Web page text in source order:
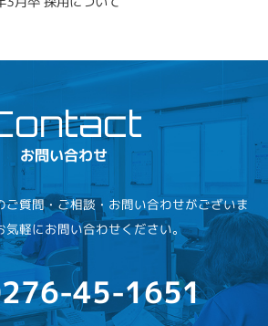
お問い合わせ
ご質問・ご相談・お問い合わせがございま
気軽にお問い合わせください。
45-1651